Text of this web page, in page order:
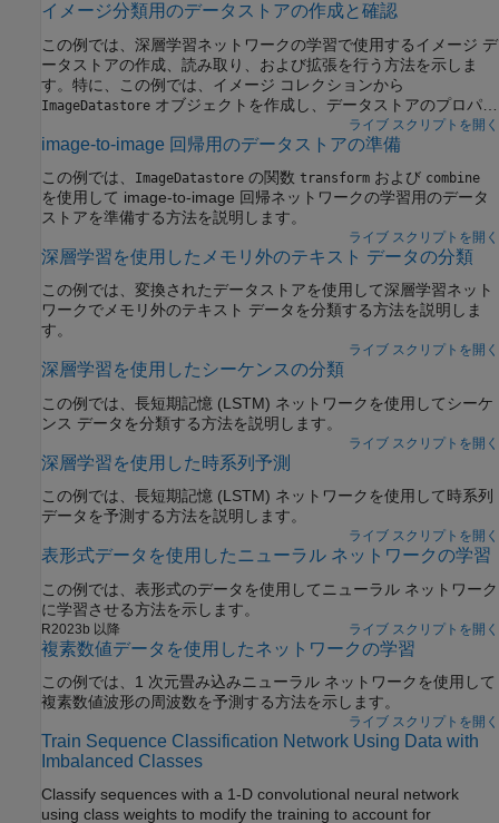
イメージ分類用のデータストアの作成と確認
この例では、深層学習ネットワークの学習で使用するイメージ デ
ータストアの作成、読み取り、および拡張を行う方法を示しま
す。特に、この例では、イメージ コレクションから
ImageDatastore オブジェクトを作成し、データストアのプロパテ
ィを読み取って抽出し、学習中に使用するための
augmentedImageDatastore を作成する方法を示します。
ライブ スクリプトを開く
image-to-image 回帰用のデータストアの準備
この例では、 ImageDatastore の関数 transform および combine
を使用して image-to-image 回帰ネットワークの学習用のデータ
ストアを準備する方法を説明します。
ライブ スクリプトを開く
深層学習を使用したメモリ外のテキスト データの分類
この例では、変換されたデータストアを使用して深層学習ネット
ワークでメモリ外のテキスト データを分類する方法を説明しま
す。
ライブ スクリプトを開く
深層学習を使用したシーケンスの分類
この例では、長短期記憶 (LSTM) ネットワークを使用してシーケ
ンス データを分類する方法を説明します。
ライブ スクリプトを開く
深層学習を使用した時系列予測
この例では、長短期記憶 (LSTM) ネットワークを使用して時系列
データを予測する方法を説明します。
ライブ スクリプトを開く
表形式データを使用したニューラル ネットワークの学習
この例では、表形式のデータを使用してニューラル ネットワーク
に学習させる方法を示します。
R2023b 以降 ライブ スクリプトを開く
複素数値データを使用したネットワークの学習
この例では、1 次元畳み込みニューラル ネットワークを使用して
複素数値波形の周波数を予測する方法を示します。
ライブ スクリプトを開く
Train Sequence Classification Network Using Data with
Imbalanced Classes
Classify sequences with a 1-D convolutional neural network
using class weights to modify the training to account for